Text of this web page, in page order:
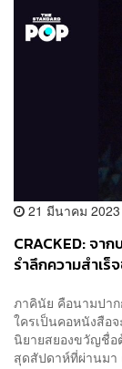
21 มีนาคม 2023
CRACKED: จา
รำลึกความสำเร็
ภาคินัย คือนามปา
ใครเป็นคอหนังสือ
นิยายสยองขวัญชื่อ
สุดสัปดาห์ที่ผ่านมา